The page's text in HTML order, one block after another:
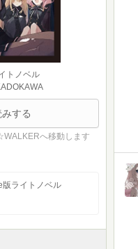
トノベル
する
へ移動します
版ライトノベル